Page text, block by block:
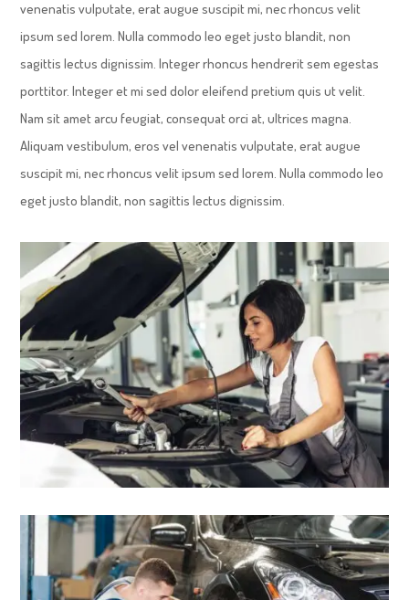
venenatis vulputate, erat augue suscipit mi, nec rhoncus velit
ipsum sed lorem. Nulla commodo leo eget justo blandit, non
sagittis lectus dignissim. Integer rhoncus hendrerit sem egestas
porttitor. Integer et mi sed dolor eleifend pretium quis ut velit.
Nam sit amet arcu feugiat, consequat orci at, ultrices magna.
Aliquam vestibulum, eros vel venenatis vulputate, erat augue
suscipit mi, nec rhoncus velit ipsum sed lorem. Nulla commodo leo
eget justo blandit, non sagittis lectus dignissim.